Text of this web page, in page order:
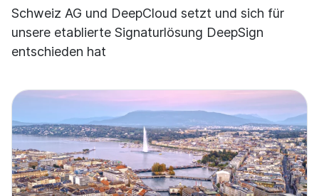
Schweiz AG und DeepCloud setzt und sich für
unsere etablierte Signaturlösung DeepSign
entschieden hat